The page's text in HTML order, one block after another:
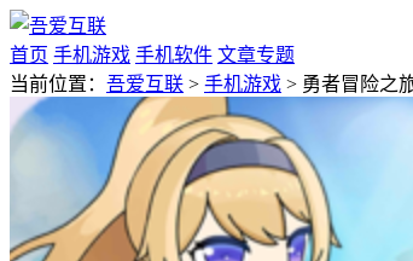
首页 手机游戏 手机软件 文章专题
当前位置： 吾爱互联 > 手机游戏 > 勇者冒险之